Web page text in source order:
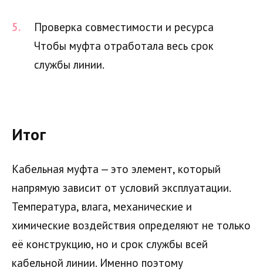
Проверка совместимости и ресурса
Чтобы муфта отработала весь срок
службы линии.
Итог
Кабельная муфта — это элемент, который
напрямую зависит от условий эксплуатации.
Температура, влага, механические и
химические воздействия определяют не только
её конструкцию, но и срок службы всей
кабельной линии. Именно поэтому